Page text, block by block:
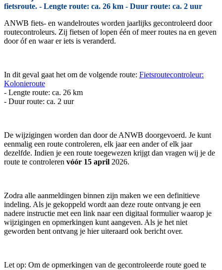
fietsroute. - Lengte route: ca. 26 km - Duur route: ca. 2 uur
ANWB fiets- en wandelroutes worden jaarlijks gecontroleerd door
routecontroleurs. Zij fietsen of lopen één of meer routes na en geven
door óf en waar er iets is veranderd.
In dit geval gaat het om de volgende route: Fietsroutecontroleur:
Kolonieroute
- Lengte route: ca. 26 km
- Duur route: ca. 2 uur
De wijzigingen worden dan door de ANWB doorgevoerd. Je kunt
eenmalig een route controleren, elk jaar een ander of elk jaar
dezelfde. Indien je een route toegewezen krijgt dan vragen wij je de
route te controleren vóór 15 april 2026.
Zodra alle aanmeldingen binnen zijn maken we een definitieve
indeling. Als je gekoppeld wordt aan deze route ontvang je een
nadere instructie met een link naar een digitaal formulier waarop je
wijzigingen en opmerkingen kunt aangeven. Als je het niet
geworden bent ontvang je hier uiteraard ook bericht over.
Let op: Om de opmerkingen van de gecontroleerde route goed te